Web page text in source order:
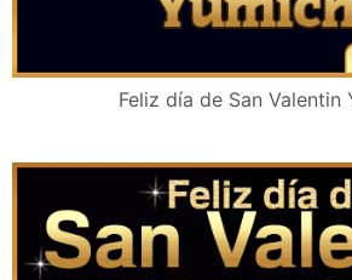
Feliz día de San Valentin